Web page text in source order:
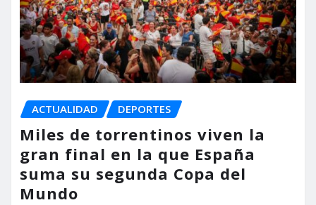
ACTUALIDAD DEPORTES
Miles de torrentinos viven la
gran final en la que España
suma su segunda Copa del
Mundo